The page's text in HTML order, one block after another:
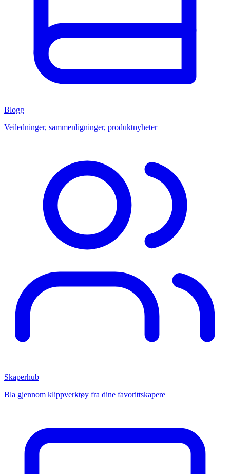
Blogg
Veiledninger, sammenligninger, produktnyheter
Skaperhub
Bla gjennom klippverktøy fra dine favorittskapere